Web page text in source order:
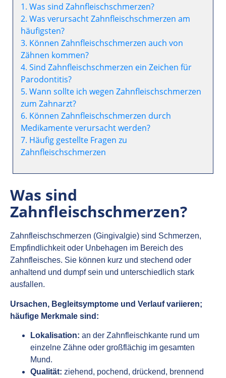
1. Was sind Zahnfleischschmerzen?
2. Was verursacht Zahnfleischschmerzen am
häufigsten?
3. Können Zahnfleischschmerzen auch von
Zähnen kommen?
4. Sind Zahnfleischschmerzen ein Zeichen für
Parodontitis?
5. Wann sollte ich wegen Zahnfleischschmerzen
zum Zahnarzt?
6. Können Zahnfleischschmerzen durch
Medikamente verursacht werden?
7. Häufig gestellte Fragen zu
Zahnfleischschmerzen
Was sind
Zahnfleischschmerzen?
Zahnfleischschmerzen (Gingivalgie) sind Schmerzen,
Empfindlichkeit oder Unbehagen im Bereich des
Zahnfleisches. Sie können kurz und stechend oder
anhaltend und dumpf sein und unterschiedlich stark
ausfallen.
Ursachen, Begleitsymptome und Verlauf variieren;
häufige Merkmale sind:
Lokalisation: an der Zahnfleischkante rund um
einzelne Zähne oder großflächig im gesamten
Mund.
Qualität: ziehend, pochend, drückend, brennend